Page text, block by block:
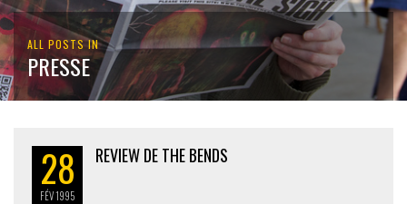
ALL POSTS IN
PRESSE
28
FÉV1995
REVIEW DE THE BENDS